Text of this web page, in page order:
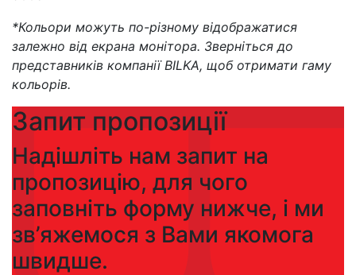
*Кольори можуть по-різному відображатися
залежно від екрана монітора. Зверніться до
представників компанії BILKA, щоб отримати гаму
кольорів.
Запит пропозиції
Надішліть нам запит на
пропозицію, для чого
заповніть форму нижче, і ми
зв’яжемося з Вами якомога
швидше.